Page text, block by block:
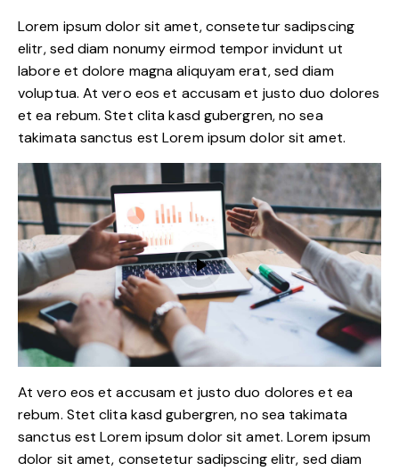
Lorem ipsum dolor sit amet, consetetur sadipscing
elitr, sed diam nonumy eirmod tempor invidunt ut
labore et dolore magna aliquyam erat, sed diam
voluptua. At vero eos et accusam et justo duo dolores
et ea rebum. Stet clita kasd gubergren, no sea
takimata sanctus est Lorem ipsum dolor sit amet.
At vero eos et accusam et justo duo dolores et ea
rebum. Stet clita kasd gubergren, no sea takimata
sanctus est Lorem ipsum dolor sit amet. Lorem ipsum
dolor sit amet, consetetur sadipscing elitr, sed diam